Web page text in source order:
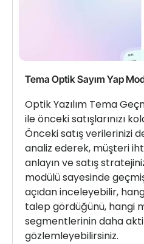
Tema Optik Sayım Yap
Optik Yazılım Tema
ile önceki satışlarınızı
Önceki satış verilerinizi
analiz ederek, müşteri
anlayın ve satış
modülü sayesinde geçmiş
açıdan inceleyebilir,
talep gördüğünü, hangi
segmentlerinin daha
gözlemleyebilirsiniz.